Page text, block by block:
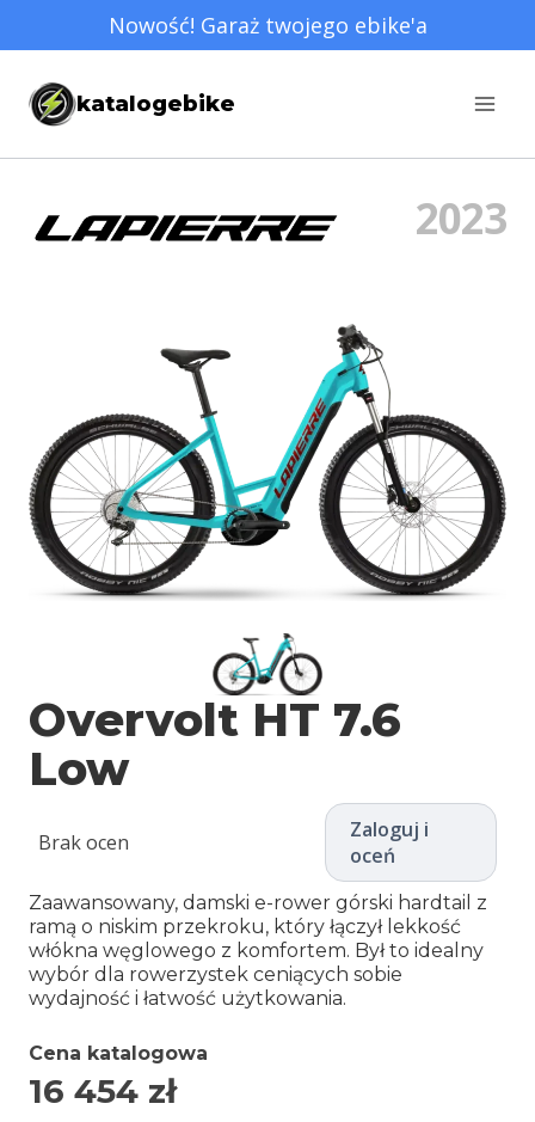
do
treści
Nowość! Garaż twojego ebike'a
katalogebike
2023
Overvolt HT 7.6
Low
Brak ocen
Zaloguj i
oceń
Zaawansowany, damski e-rower górski hardtail z
ramą o niskim przekroku, który łączył lekkość
włókna węglowego z komfortem. Był to idealny
wybór dla rowerzystek ceniących sobie
wydajność i łatwość użytkowania.
Cena katalogowa
16 454 zł